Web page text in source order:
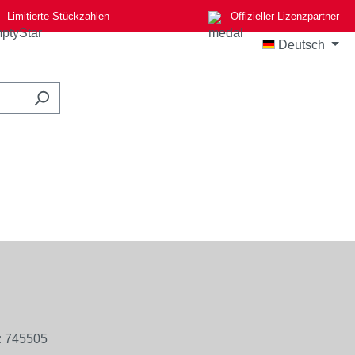
Limitierte Stückzahlen Offizieller Lizenzpartner
Deutsch
745505